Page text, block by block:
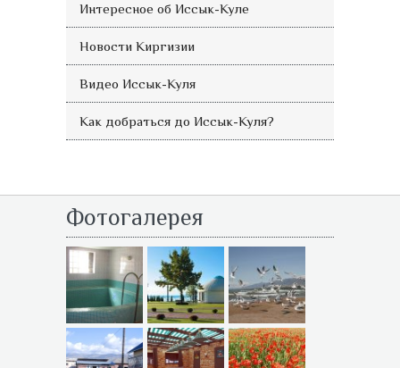
Интересное об Иссык-Куле
Новости Киргизии
Видео Иссык-Куля
Как добраться до Иссык-Куля?
Фотогалерея